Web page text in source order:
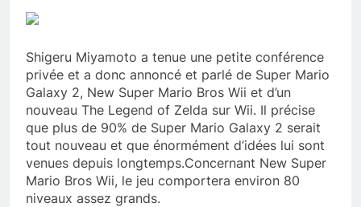
Shigeru Miyamoto a tenue une petite conférence
privée et a donc annoncé et parlé de Super Mario
Galaxy 2, New Super Mario Bros Wii et d’un
nouveau The Legend of Zelda sur Wii. Il précise
que plus de 90% de Super Mario Galaxy 2 serait
tout nouveau et que énormément d’idées lui sont
venues depuis longtemps.Concernant New Super
Mario Bros Wii, le jeu comportera environ 80
niveaux assez grands.